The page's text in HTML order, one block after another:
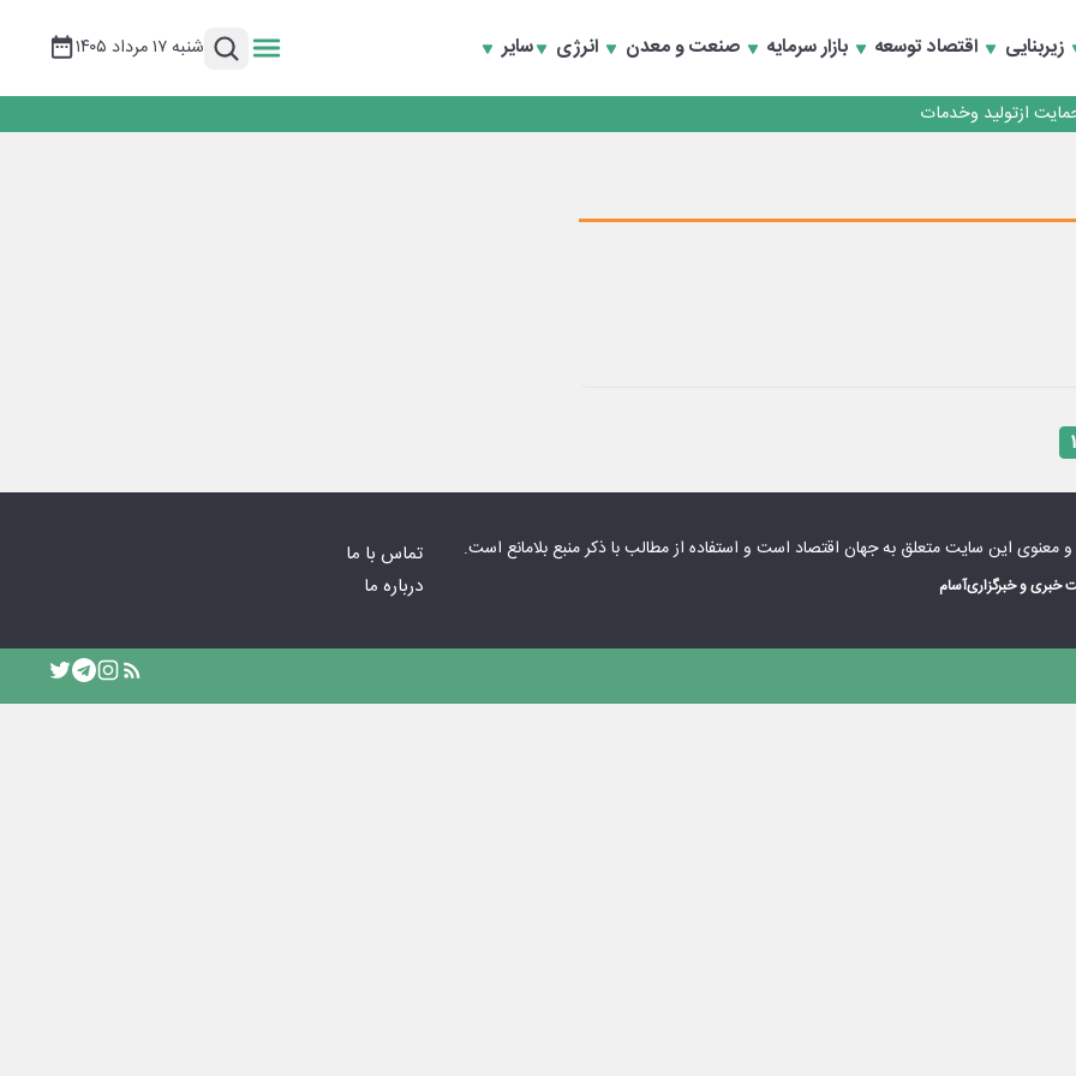
زیربنایی اقتصاد توسعه بازار سرمایه صنعت و معدن انرژی سایر شنبه ۱۷ مرداد ۱۴۰۵
ازتولید وخدمات
ازتولید وخدمات
۱
معنوی این سایت متعلق بهجهان اقتصاد است و استفاده از مطالب با ذکر منبع بلامانع است.
خبری و خبرگزاریآسام
تماس با ما
درباره ما